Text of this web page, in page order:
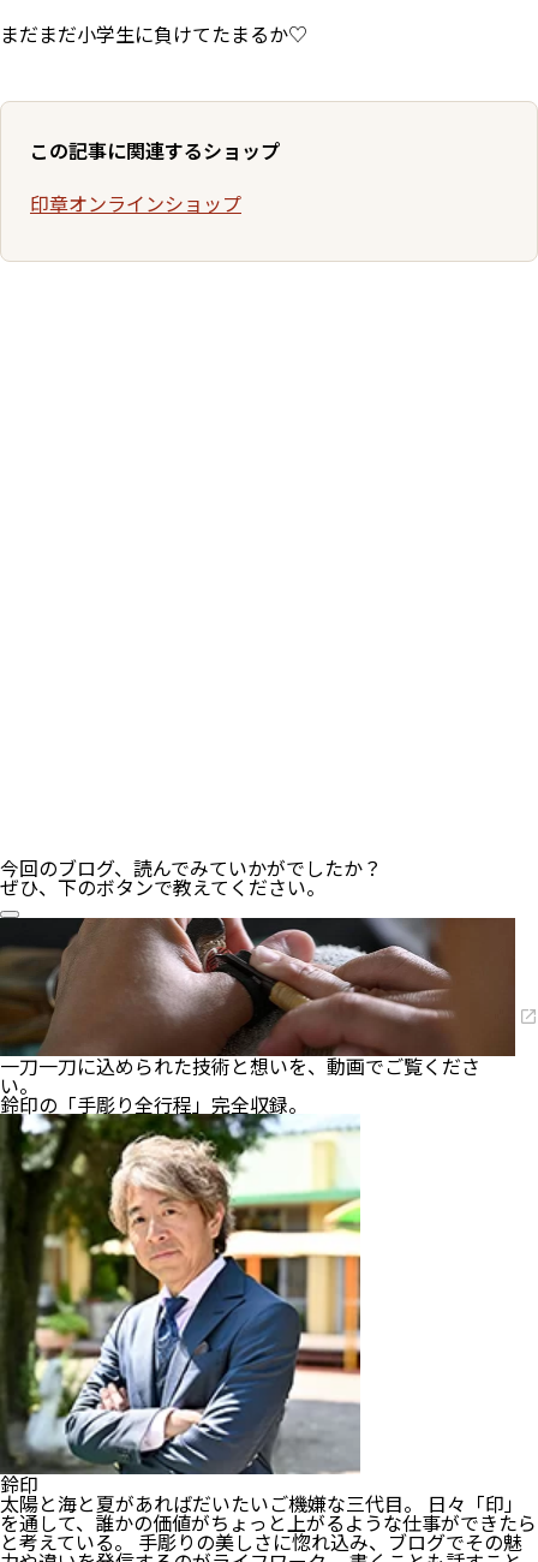
まだまだ小学生に負けてたまるか♡
この記事に関連するショップ
印章オンラインショップ
今回のブログ、読んでみていかがでしたか？
ぜひ、下のボタンで教えてください。
一刀一刀に込められた技術と想いを、動画でご覧くださ
い。
鈴印の「手彫り全行程」完全収録。
鈴印
太陽と海と夏があればだいたいご機嫌な三代目。 日々「印」
を通して、誰かの価値がちょっと上がるような仕事ができたら
と考えている。 手彫りの美しさに惚れ込み、ブログでその魅